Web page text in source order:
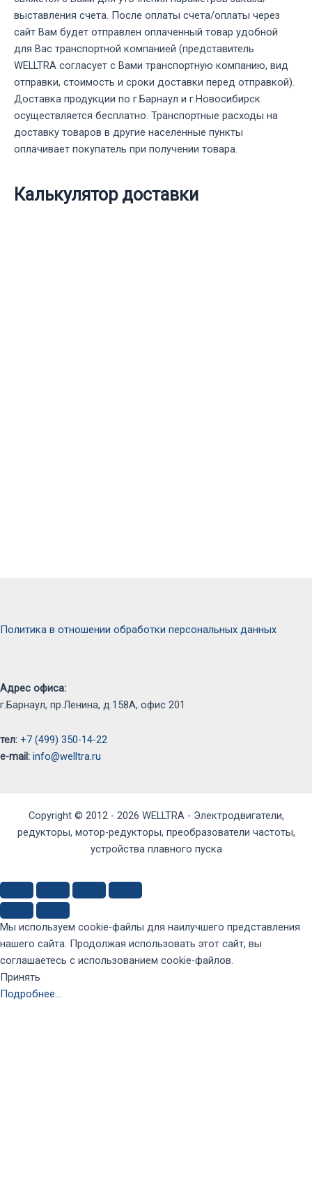
выставления счета. После оплаты счета/оплаты через
сайт Вам будет отправлен оплаченный товар удобной
для Вас транспортной компанией (представитель
WELLTRA согласует с Вами транспортную компанию, вид
отправки, стоимость и сроки доставки перед отправкой).
Доставка продукции по г.Барнаул и г.Новосибирск
осуществляется бесплатно. Транспортные расходы на
доставку товаров в другие населенные пункты
оплачивает покупатель при получении товара.
Калькулятор доставки
Политика в отношении обработки персональных данных
Адрес офиса:
г.Барнаул, пр.Ленина, д.158А, офис 201
тел: +7 (499) 350-14-22
e-mail: info@welltra.ru
Copyright © 2012 - 2026 WELLTRA - Электродвигатели,
редукторы, мотор-редукторы, преобразователи частоты,
устройства плавного пуска
Мы используем cookie-файлы для наилучшего представления
нашего сайта. Продолжая использовать этот сайт, вы
соглашаетесь с использованием cookie-файлов.
Принять
Подробнее…